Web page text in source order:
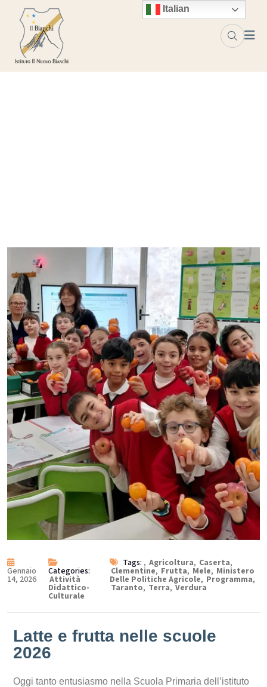
Gennaio
14, 2026
Categories:
Attività
Didattico-
Culturale
Tags: , Agricoltura, Caserta,
Clementine, Frutta, Mele, Ministero
Delle Politiche Agricole, Programma,
Taranto, Terra, Verdura
Latte e frutta nelle scuole
2026
Oggi tanto entusiasmo nella Scuola Primaria dell’istituto
Italian